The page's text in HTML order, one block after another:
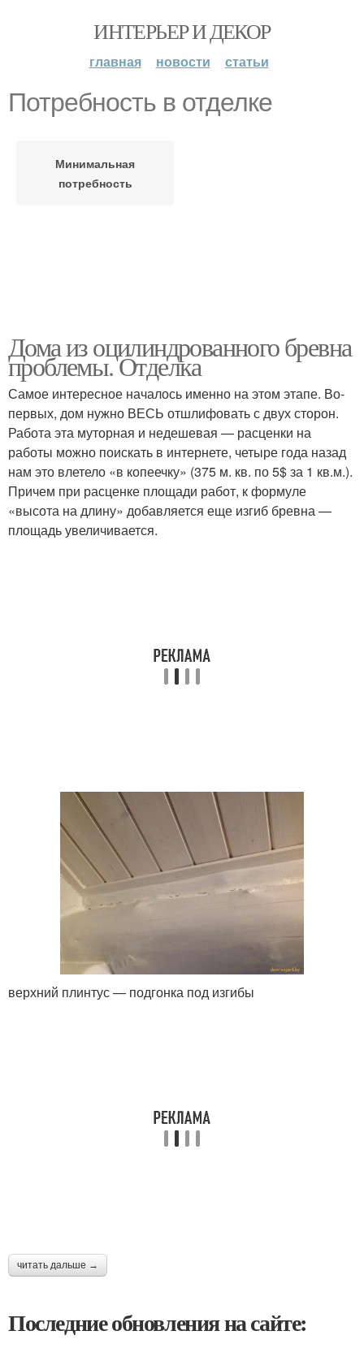
ИНТЕРЬЕР И ДЕКОР
главная новости статьи
Потребность в отделке
Минимальная
потребность
Дома из оцилиндрованного бревна
проблемы. Отделка
Самое интересное началось именно на этом этапе. Во-
первых, дом нужно ВЕСЬ отшлифовать с двух сторон.
Работа эта муторная и недешевая — расценки на
работы можно поискать в интернете, четыре года назад
нам это влетело «в копеечку» (375 м. кв. по 5$ за 1 кв.м.).
Причем при расценке площади работ, к формуле
«высота на длину» добавляется еще изгиб бревна —
площадь увеличивается.
верхний плинтус — подгонка под изгибы
читать дальше →
Последние обновления на сайте: